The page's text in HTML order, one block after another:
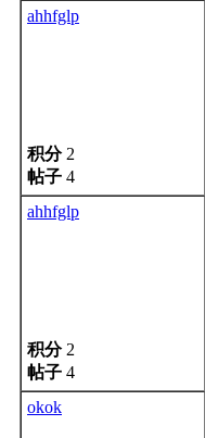
ahhfglp
积分2
帖子 4
ahhfglp
积分2
帖子 4
okok